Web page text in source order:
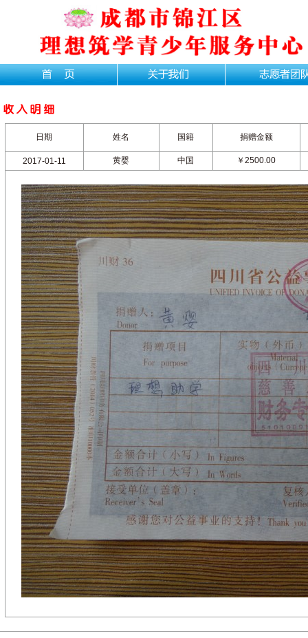
日期 姓名 国籍 捐赠金额
2017-01-11 黄婴 中国 ￥2500.00